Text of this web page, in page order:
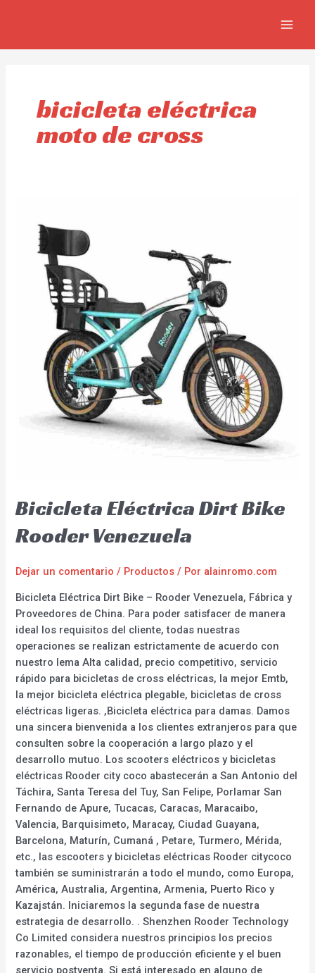
bicicleta eléctrica
moto de cross
Bicicleta Eléctrica Dirt Bike
Rooder Venezuela
Dejar un comentario / Productos / Por alainromo.com
Bicicleta Eléctrica Dirt Bike – Rooder Venezuela, Fábrica y
Proveedores de China. Para poder satisfacer de manera
ideal los requisitos del cliente, todas nuestras
operaciones se realizan estrictamente de acuerdo con
nuestro lema Alta calidad, precio competitivo, servicio
rápido para bicicletas de cross eléctricas, la mejor Emtb,
la mejor bicicleta eléctrica plegable, bicicletas de cross
eléctricas ligeras. ,Bicicleta eléctrica para damas. Damos
una sincera bienvenida a los clientes extranjeros para que
consulten sobre la cooperación a largo plazo y el
desarrollo mutuo. Los scooters eléctricos y bicicletas
eléctricas Rooder city coco abastecerán a San Antonio del
Táchira, Santa Teresa del Tuy, San Felipe, Porlamar San
Fernando de Apure, Tucacas, Caracas, Maracaibo,
Valencia, Barquisimeto, Maracay, Ciudad Guayana,
Barcelona, Maturín, Cumaná , Petare, Turmero, Mérida,
etc., las escooters y bicicletas eléctricas Rooder citycoco
también se suministrarán a todo el mundo, como Europa,
América, Australia, Argentina, Armenia, Puerto Rico y
Kazajstán. Iniciaremos la segunda fase de nuestra
estrategia de desarrollo. . Shenzhen Rooder Technology
Co Limited considera nuestros principios los precios
razonables, el tiempo de producción eficiente y el buen
servicio postventa. Si está interesado en alguno de